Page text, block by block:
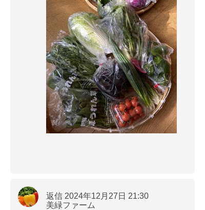
返信 2024年12月27日 21:30
美緑ファーム